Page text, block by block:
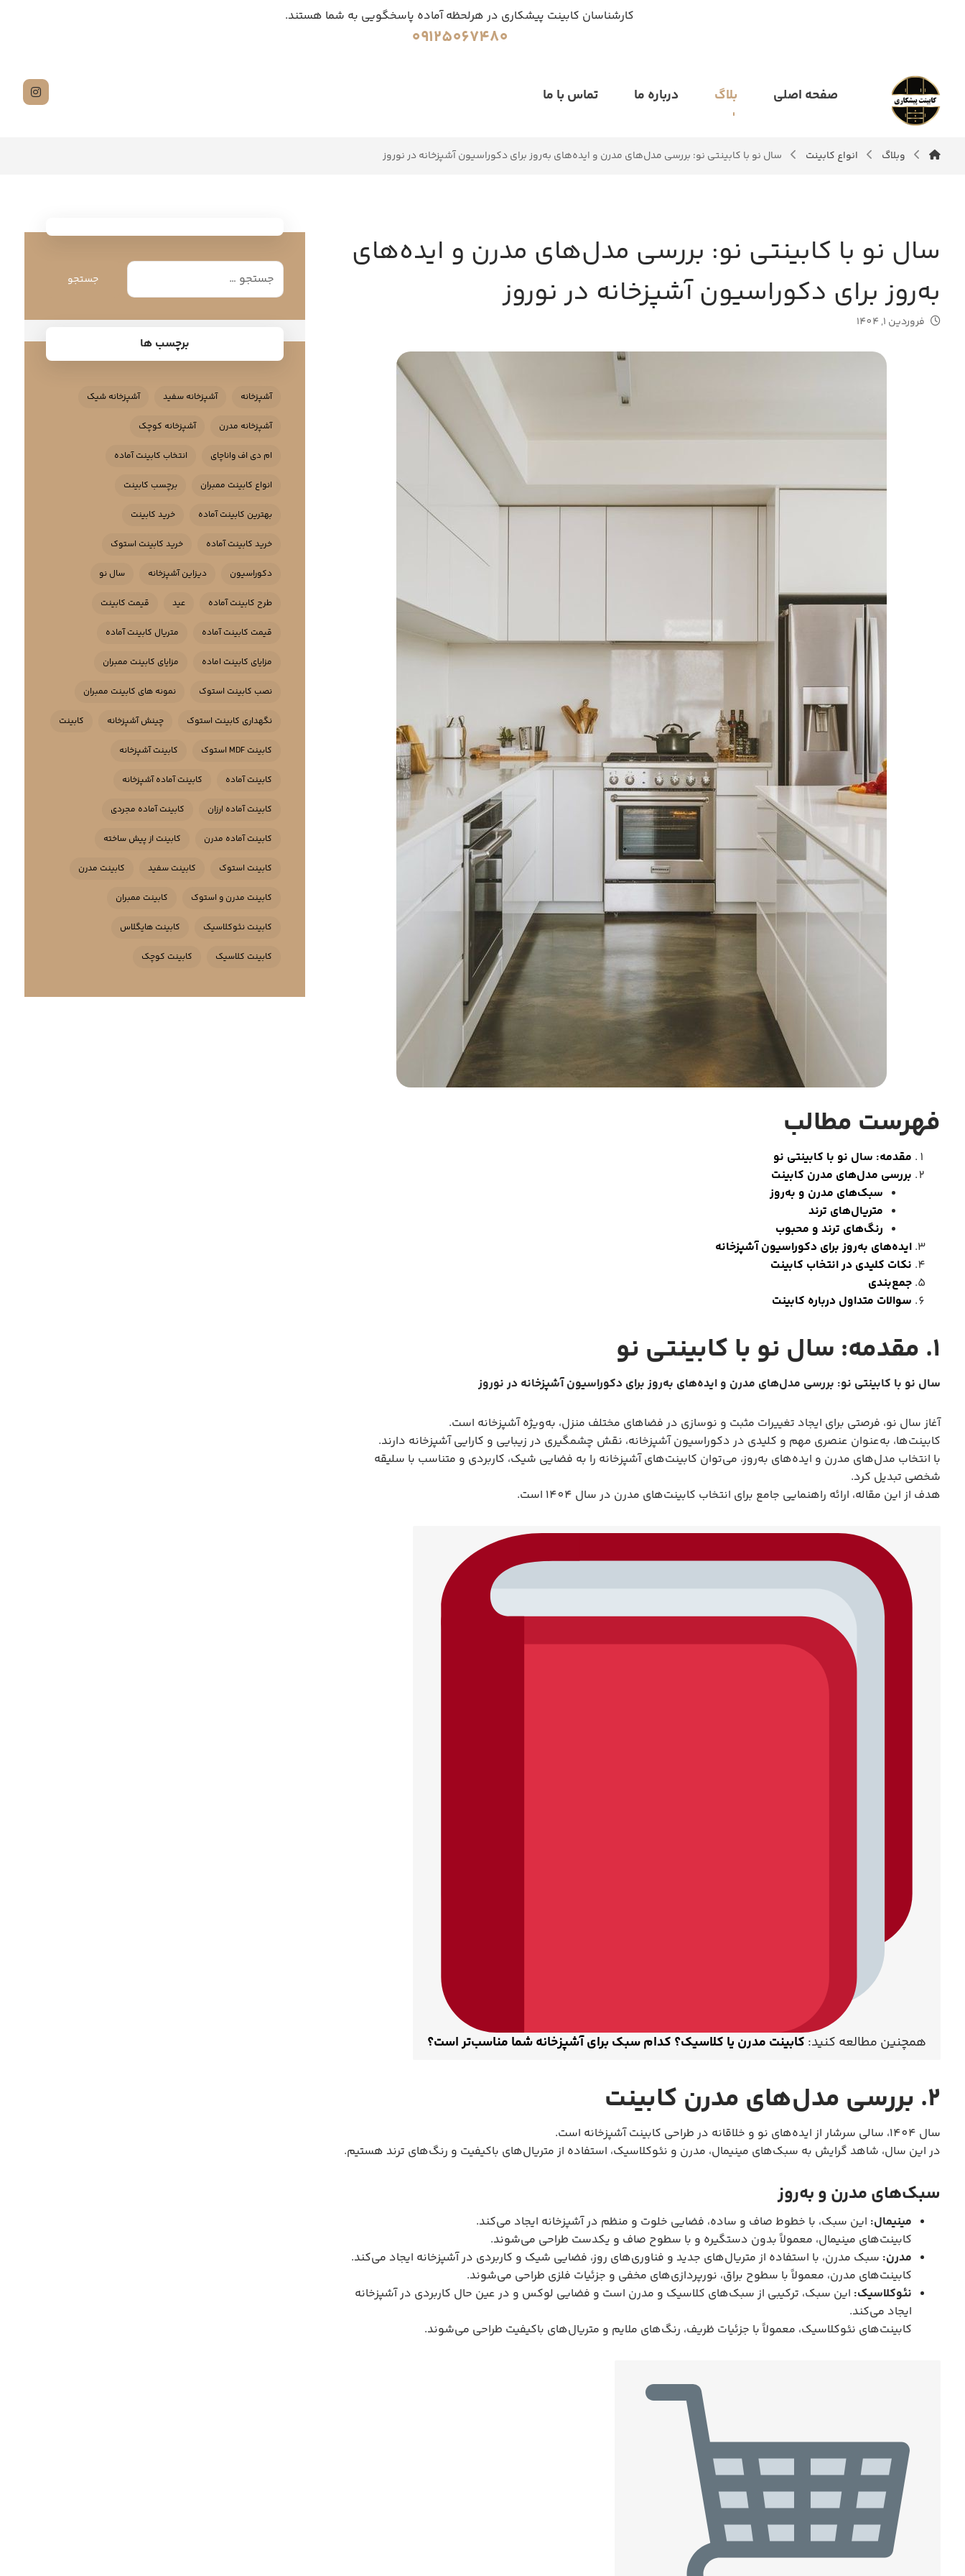
کارشناسان کابینت پیشکاری در هرلحظه آماده پاسخگویی به شما هستند.
09125067480
صفحه اصلی بلاگ درباره ما تماس با ما
وبلاگ انواع کابینت سال نو با کابینتی نو: بررسی مدل‌های مدرن و ایده‌های به‌روز برای دکوراسیون آشپزخانه در نوروز
سال نو با کابینتی نو: بررسی مدل‌های مدرن و ایده‌های
به‌روز برای دکوراسیون آشپزخانه در نوروز
فروردین 1, 1404
فهرست مطالب
مقدمه: سال نو با کابینتی نو
بررسی مدل‌های مدرن کابینت
سبک‌های مدرن و به‌روز
متریال‌های ترند
رنگ‌های ترند و محبوب
ایده‌های به‌روز برای دکوراسیون آشپزخانه
نکات کلیدی در انتخاب کابینت
جمع‌بندی
سوالات متداول درباره کابینت
1. مقدمه: سال نو با کابینتی نو
سال نو با کابینتی نو: بررسی مدل‌های مدرن و ایده‌های به‌روز برای دکوراسیون آشپزخانه در نوروز
آغاز سال نو، فرصتی برای ایجاد تغییرات مثبت و نوسازی در فضاهای مختلف منزل، به‌ویژه آشپزخانه است.
کابینت‌ها، به‌عنوان عنصری مهم و کلیدی در دکوراسیون آشپزخانه، نقش چشمگیری در زیبایی و کارایی آشپزخانه دارند.
با انتخاب مدل‌های مدرن و ایده‌های به‌روز، می‌توان کابینت‌های آشپزخانه را به فضایی شیک، کاربردی و متناسب با سلیقه
شخصی تبدیل کرد.
هدف از این مقاله، ارائه راهنمایی جامع برای انتخاب کابینت‌های مدرن در سال 1404 است.
همچنین مطالعه کنید: کابینت مدرن یا کلاسیک؟ کدام سبک برای آشپزخانه شما مناسب‌تر است؟
2. بررسی مدل‌های مدرن کابینت
سال 1404، سالی سرشار از ایده‌های نو و خلاقانه در طراحی کابینت آشپزخانه است.
در این سال، شاهد گرایش به سبک‌های مینیمال، مدرن و نئوکلاسیک، استفاده از متریال‌های باکیفیت و رنگ‌های ترند هستیم.
سبک‌های مدرن و به‌روز
مینیمال: این سبک، با خطوط صاف و ساده، فضایی خلوت و منظم در آشپزخانه ایجاد می‌کند.
کابینت‌های مینیمال، معمولاً بدون دستگیره و با سطوح صاف و یکدست طراحی می‌شوند.
مدرن: سبک مدرن، با استفاده از متریال‌های جدید و فناوری‌های روز، فضایی شیک و کاربردی در آشپزخانه ایجاد می‌کند.
کابینت‌های مدرن، معمولاً با سطوح براق، نورپردازی‌های مخفی و جزئیات فلزی طراحی می‌شوند.
نئوکلاسیک: این سبک، ترکیبی از سبک‌های کلاسیک و مدرن است و فضایی لوکس و در عین حال کاربردی در آشپزخانه
ایجاد می‌کند.
کابینت‌های نئوکلاسیک، معمولاً با جزئیات ظریف، رنگ‌های ملایم و متریال‌های باکیفیت طراحی می‌شوند.
جستجو
برچسب ها
آشپزخانه آشپزخانه سفید آشپزخانه شیک
آشپزخانه مدرن آشپزخانه کوچک
ام دی اف واناچای انتخاب کابینت آماده
انواع کابینت ممبران برچسب کابینت
بهترین کابینت آماده خرید کابینت
خرید کابینت آماده خرید کابینت استوک
دکوراسیون دیزاین آشپزخانه سال نو
طرح کابینت آماده عید قیمت کابینت
قیمت کابینت آماده متریال کابینت آماده
مزایای کابینت اماده مزایای کابینت ممبران
نصب کابینت استوک نمونه های کابینت ممبران
نگهداری کابینت استوک چینش آشپزخانه کابینت
کابینت MDF استوک کابینت آشپزخانه
کابینت آماده کابینت آماده آشپزخانه
کابینت آماده ارزان کابینت آماده مجردی
کابینت آماده مدرن کابینت از پیش ساخته
کابینت استوک کابینت سفید کابینت مدرن
کابینت مدرن و استوک کابینت ممبران
کابینت نئوکلاسیک کابینت هایگلاس
کابینت کلاسیک کابینت کوچک